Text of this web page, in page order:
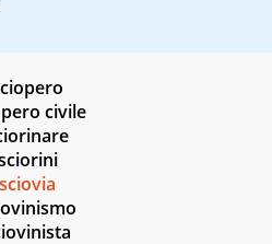
civile
sciovia